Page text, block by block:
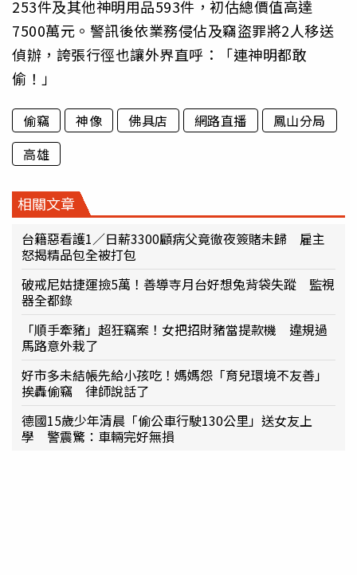
253件及其他神明用品593件，初估總價值高達
7500萬元。警訊後依業務侵佔及竊盜罪將2人移送
偵辦，誇張行徑也讓外界直呼：「連神明都敢
偷！」
偷竊 神像 佛具店 網路直播
鳳山分局
高雄
相關文章
台籍惡看護1／日薪3300顧病父竟徹夜簽賭未歸 雇主
怒揭精品包全被打包
破戒尼姑捷運撿5萬！善導寺月台好想兔背袋失蹤 監視
器全都錄
「順手牽豬」超狂竊案！女把招財豬當提款機 違規過
馬路意外栽了
好市多未結帳先給小孩吃！媽媽怨「育兒環境不友善」
挨轟偷竊 律師說話了
德國15歲少年清晨「偷公車行駛130公里」送女友上
學 警震驚：車輛完好無損